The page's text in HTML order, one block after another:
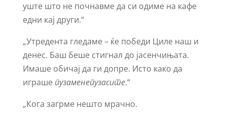
уште што не почнавме да си одиме на кафе
едни кај други.“
„Утредента гледаме – ќе победи Циле наш и
денес. Баш беше стигнал до јасенчињата.
Имаше обичај да ги допре. Исто како да
играше пузаменепузасите.“
„Кога загрме нешто мрачно.